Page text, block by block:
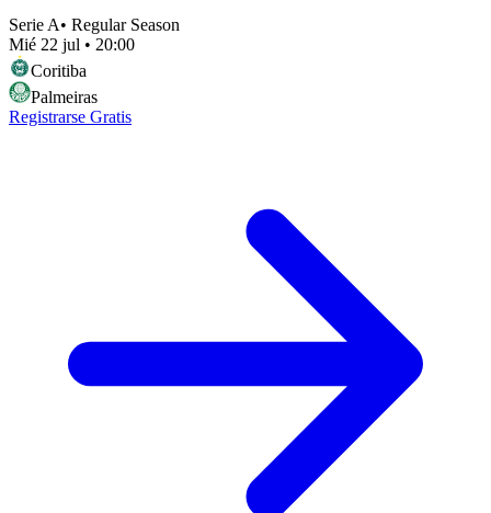
Serie A• Regular Season
Mié 22 jul • 20:00
Coritiba
Palmeiras
Registrarse Gratis